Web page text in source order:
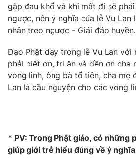
Thị trường
Tư vấn
Lịch phát sóng
Emagazine
Photo
VTV Money VTV
gặp đau khổ và khi mất đi sẽ
ngược, nên ý nghĩa của lễ Vu Lan
nhân treo ngược - Giải đảo huyền.
Đạo Phật dạy trong lễ Vu Lan với
phải biết ơn, tri ân và đền ơn cha
vong linh, ông bà tổ tiên, cha mẹ
Lan là cầu nguyện cho các vong
* PV: Trong Phật giáo, có những
giúp giới trẻ hiểu đúng về ý